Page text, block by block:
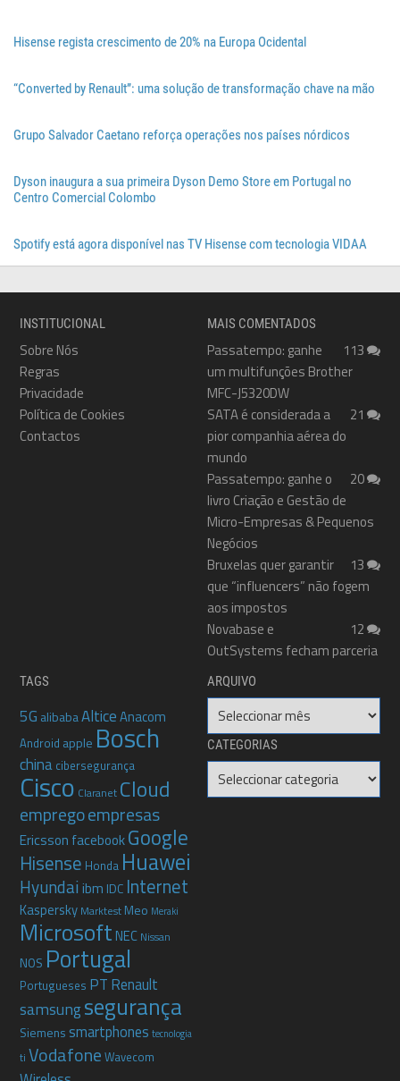
Hisense regista crescimento de 20% na Europa Ocidental
“Converted by Renault”: uma solução de transformação chave na mão
Grupo Salvador Caetano reforça operações nos países nórdicos
Dyson inaugura a sua primeira Dyson Demo Store em Portugal no
Centro Comercial Colombo
Spotify está agora disponível nas TV Hisense com tecnologia VIDAA
INSTITUCIONAL
Sobre Nós
Regras
Privacidade
Política de Cookies
Contactos
MAIS COMENTADOS
113
Passatempo: ganhe
um multifunções Brother
MFC-J5320DW
21
SATA é considerada a
pior companhia aérea do
mundo
20
Passatempo: ganhe o
livro Criação e Gestão de
Micro-Empresas & Pequenos
Negócios
13
Bruxelas quer garantir
que “influencers” não fogem
aos impostos
12
Novabase e
OutSystems fecham parceria
TAGS
5G alibabaAlticeAnacom
Android apple Bosch
china cibersegurança
Cisco Claranet Cloud
empregoempresas
Ericsson facebookGoogle
Hisense Honda Huawei
Hyundai ibm IDC Internet
Kaspersky Marktest Meo Meraki
MicrosoftNEC Nissan
NOS Portugal
Portugueses PT Renault
samsungsegurança
Siemenssmartphones tecnologia
ti Vodafone Wavecom
ARQUIVO
Arquivo
CATEGORIAS
Categorias